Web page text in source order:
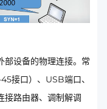
部设备的物理连接。常
接口）、USB端口、
接路由器、调制解调